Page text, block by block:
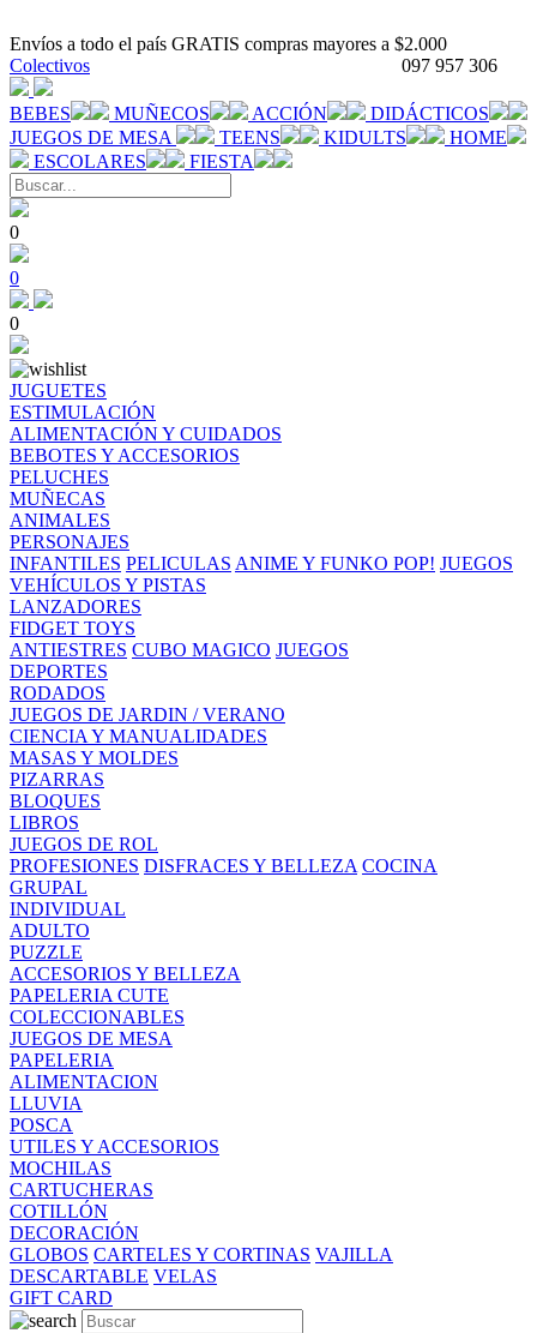
Envíos a todo el país GRATIS compras mayores a $2.000
097 957 306
Colectivos
BEBES MUÑECOS ACCIÓN
DIDÁCTICOS
JUEGOS DE MESA
TEENS KIDULTS
HOME
ESCOLARES
FIESTA
0
0
0
JUGUETES
ESTIMULACIÓN
ALIMENTACIÓN Y CUIDADOS
BEBOTES Y ACCESORIOS
PELUCHES
MUÑECAS
ANIMALES
PERSONAJES
INFANTILES PELICULAS ANIME Y FUNKO POP! JUEGOS
VEHÍCULOS Y PISTAS
LANZADORES
FIDGET TOYS
ANTIESTRES CUBO MAGICO JUEGOS
DEPORTES
RODADOS
JUEGOS DE JARDIN / VERANO
CIENCIA Y MANUALIDADES
MASAS Y MOLDES
PIZARRAS
BLOQUES
LIBROS
JUEGOS DE ROL
PROFESIONES DISFRACES Y BELLEZA COCINA
GRUPAL
INDIVIDUAL
ADULTO
PUZZLE
ACCESORIOS Y BELLEZA
PAPELERIA CUTE
COLECCIONABLES
JUEGOS DE MESA
PAPELERIA
ALIMENTACION
LLUVIA
POSCA
UTILES Y ACCESORIOS
MOCHILAS
CARTUCHERAS
COTILLÓN
DECORACIÓN
GLOBOS CARTELES Y CORTINAS VAJILLA
DESCARTABLE VELAS
GIFT CARD